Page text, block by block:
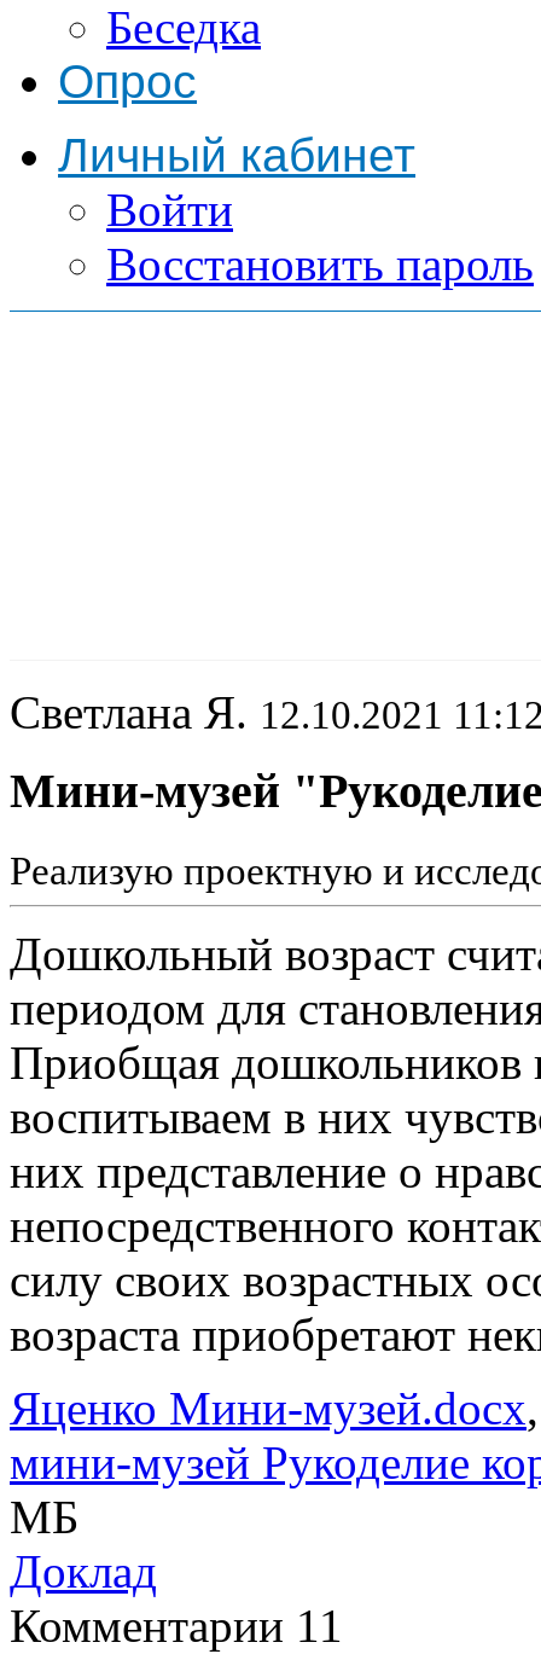
Беседка
Опрос
Личный кабинет
Войти
Восстановить пароль
Светлана Я. 12.10.2021
Мини-музей
Реализую проектную и
Дошкольный возраст
периодом для
Приобщая дошкольников
воспитываем в них
них представление о
непосредственного
силу своих возрастных
возраста приобретают
Яценко Мини-музей.docx
мини-музей Рукоделие
МБ
Доклад
Комментарии 11